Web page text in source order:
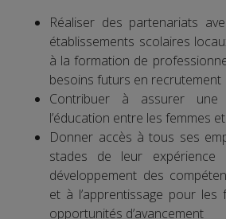
Réaliser des partenariats
établissements scolaires
à la formation de
besoins futurs en recrutement
Contribuer à assurer une
l’éducation entre les femmes
Donner accès à tous ses
stades de leur expérience
développement des
et à l’apprentissage pour
opportunités d’avancement